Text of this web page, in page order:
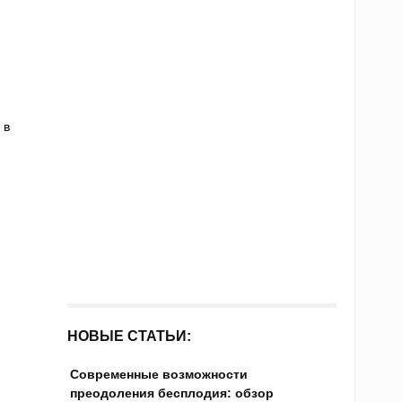
в
НОВЫЕ СТАТЬИ:
Современные возможности
преодоления бесплодия: обзор